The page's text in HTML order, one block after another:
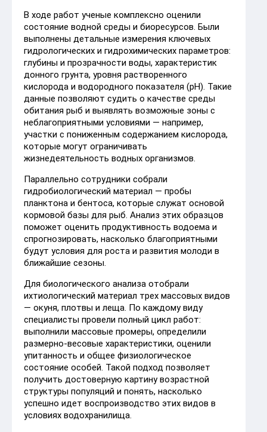
В ходе работ ученые комплексно оценили
состояние водной среды и биоресурсов. Были
выполнены детальные измерения ключевых
гидрологических и гидрохимических параметров:
глубины и прозрачности воды, характеристик
донного грунта, уровня растворенного
кислорода и водородного показателя (pH). Такие
данные позволяют судить о качестве среды
обитания рыб и выявлять возможные зоны с
неблагоприятными условиями — например,
участки с пониженным содержанием кислорода,
которые могут ограничивать
жизнедеятельность водных организмов.
Параллельно сотрудники собрали
гидробиологический материал — пробы
планктона и бентоса, которые служат основой
кормовой базы для рыб. Анализ этих образцов
поможет оценить продуктивность водоема и
спрогнозировать, насколько благоприятными
будут условия для роста и развития молоди в
ближайшие сезоны.
Для биологического анализа отобрали
ихтиологический материал трех массовых видов
— окуня, плотвы и леща. По каждому виду
специалисты провели полный цикл работ:
выполнили массовые промеры, определили
размерно‑весовые характеристики, оценили
упитанность и общее физиологическое
состояние особей. Такой подход позволяет
получить достоверную картину возрастной
структуры популяций и понять, насколько
успешно идет воспроизводство этих видов в
условиях водохранилища.